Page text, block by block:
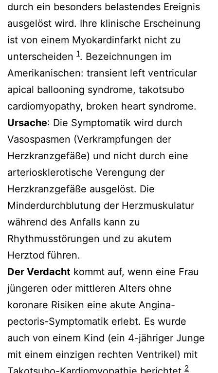
durch ein besonders belastendes Ereignis
ausgelöst wird. Ihre klinische Erscheinung
ist von einem Myokardinfarkt nicht zu
unterscheiden 1. Bezeichnungen im
Amerikanischen: transient left ventricular
apical ballooning syndrome, takotsubo
cardiomyopathy, broken heart syndrome.
Ursache: Die Symptomatik wird durch
Vasospasmen (Verkrampfungen der
Herzkranzgefäße) und nicht durch eine
arteriosklerotische Verengung der
Herzkranzgefäße ausgelöst. Die
Minderdurchblutung der Herzmuskulatur
während des Anfalls kann zu
Rhythmusstörungen und zu akutem
Herztod führen.
Der Verdacht kommt auf, wenn eine Frau
jüngeren oder mittleren Alters ohne
koronare Risiken eine akute Angina-
pectoris-Symptomatik erlebt. Es wurde
auch von einem Kind (ein 4-jähriger Junge
mit einem einzigen rechten Ventrikel) mit
2